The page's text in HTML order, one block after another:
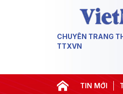
CHUYÊN TRANG
TTXVN
TIN MỚI
#Hội nghị Trung